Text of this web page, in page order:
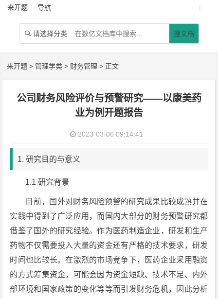
来开题 导航 |
 请选择分类 搜文档
来开题 >管理学类 > 财务管理 > 正文
公司财务风险评价与预警研究——以康美药
业为例开题报告
2023-03-06 09:14:41
1. 研究目的与意义
1.1 研究背景
目前，国外对财务风险预警的研究成果比较成熟并在
实践中得到了广泛应用，而国内大部分的财务预警研究都
借鉴了国外的研究经验。作为医药制造企业，研发和生产
药物不仅需要投入大量的资金还有严格的技术要求，研发
时间也比较长。在激烈的市场竞争下，医药企业采用融资
的方式筹集资金，可能会因为资金短缺、技术不足、内外
部环境和国家政策的变化等等而引发财务危机，因此分析